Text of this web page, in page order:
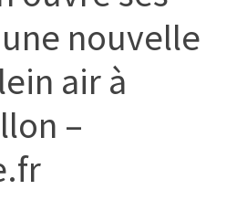
nouvelle
air à
–